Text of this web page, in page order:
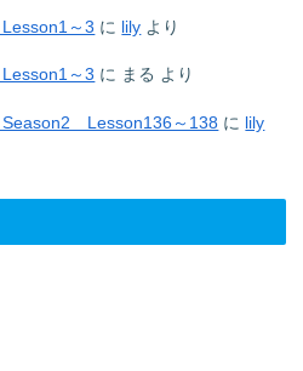
～3 に lily より
～3 に まる より
Season2 Lesson136～138 に lily